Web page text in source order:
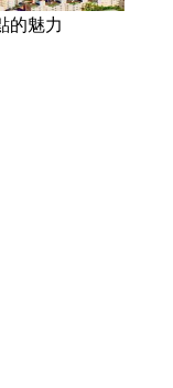
的魅力